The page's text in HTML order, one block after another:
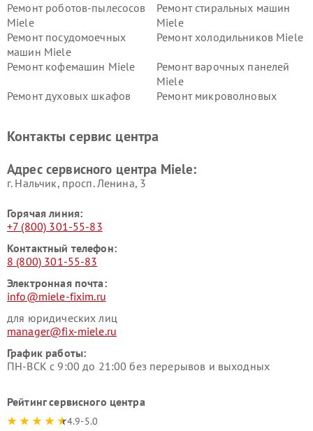
Ремонт роботов-пылесосов
Miele
Ремонт стиральных машин
Miele
Ремонт посудомоечных
машин Miele
Ремонт холодильников Miele
Ремонт кофемашин Miele
Ремонт варочных панелей
Miele
Ремонт духовых шкафов
Ремонт микроволновых
Miele
Miele
пылесосов Miele
Контакты сервис центра
Адрес сервисного центра Miele:
г. Нальчик, просп. Ленина, 3
Горячая линия:
+7 (800) 301-55-83
Контактный телефон:
8 (800) 301-55-83
Электронная почта:
info@miele-fixim.ru
для юридических лиц
manager@fix-miele.ru
График работы:
ПН-ВСК с 9:00 до 21:00 без перерывов и выходных
Рейтинг сервисного центра
4.9-5.0